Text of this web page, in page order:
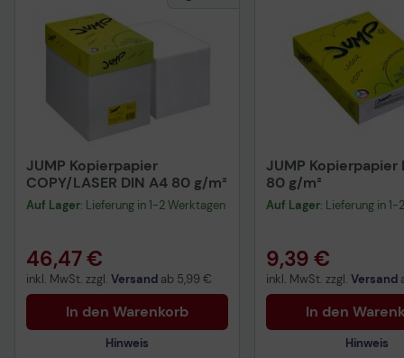
JUMP Kopierpapier
COPY/LASER DIN A4 80 g/m²
Auf Lager: Lieferung in 1-2 Werktagen
46,47 €
inkl. MwSt. zzgl. Versand ab 5,99 €
In den Warenkorb
Hinweis
JUMP Kopierpapier
80 g/m²
Auf Lager: Lieferung in
9,39 €
inkl. MwSt. zzgl. Versand
In den
Hinweis